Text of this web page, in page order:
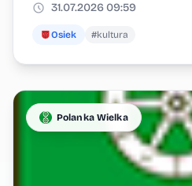
31.07.2026 09:59
Osiek #kultura
Polanka Wielka